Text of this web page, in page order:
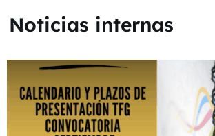
Noticias internas